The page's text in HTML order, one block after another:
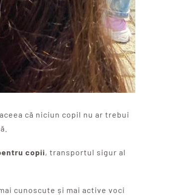
că niciun copil nu ar trebui
copii, transportul sigur al
cunoscute și mai active voci